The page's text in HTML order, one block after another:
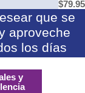
$79.95
que se
aproveche
los días
y